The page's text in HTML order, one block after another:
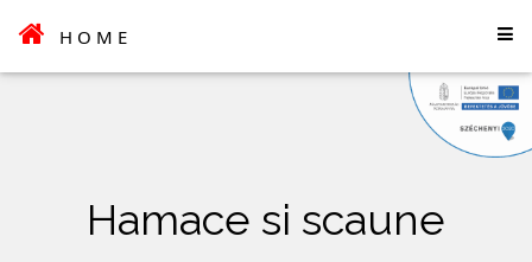
HOME
Hamace si scaune